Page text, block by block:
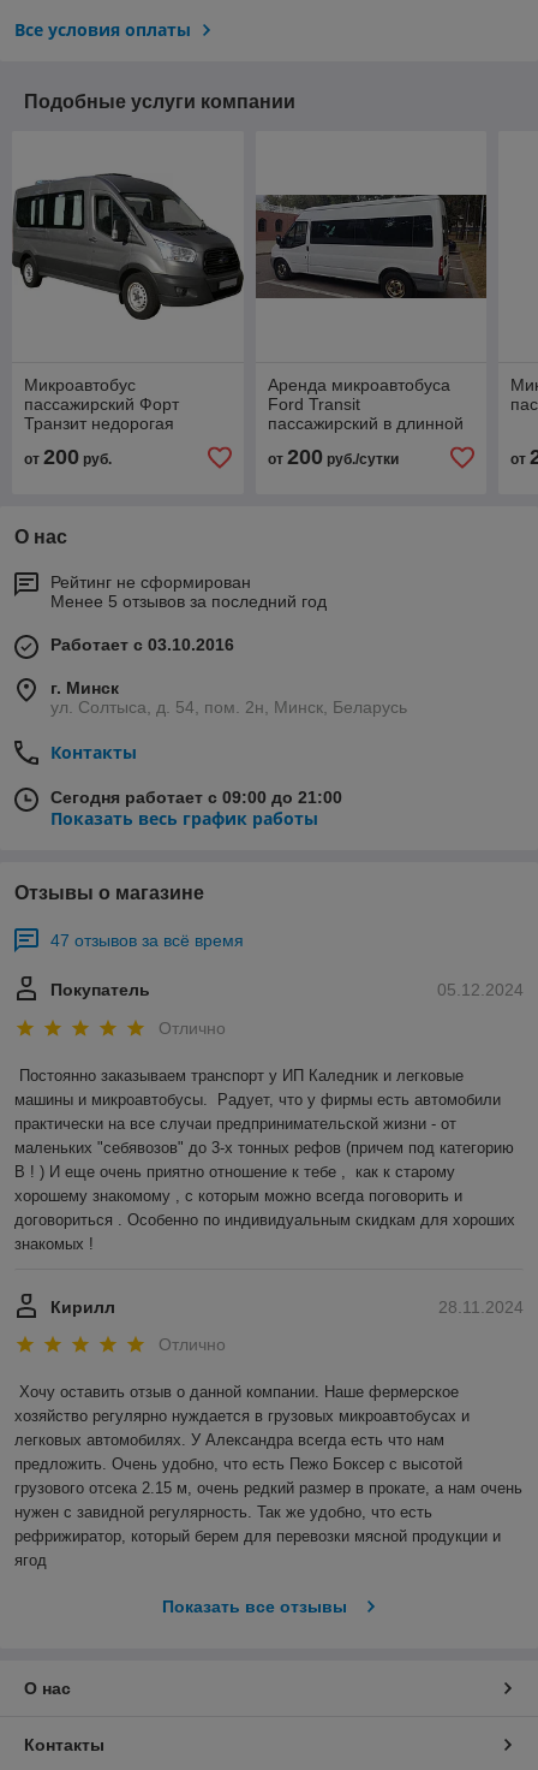
Все условия оплаты
Подобные услуги компании
Микроавтобус
пассажирский Форт
Транзит недорогая
от 200 руб.
Аренда микроавтобуса
Ford Transit
пассажирский в длинной
багажным отделением
от 200руб./сутки от
О нас
Рейтинг не сформирован
Менее 5 отзывов за последний год
Работает с 03.10.2016
г. Минск
ул. Солтыса, д. 54, пом. 2н, Минск, Беларусь
Контакты
Сегодня работает с 09:00 до 21:00
Показать весь график работы
Отзывы о магазине
47 отзывов за всё время
05.12.2024
Покупатель
Отлично
Постоянно заказываем транспорт у ИП Каледник и легковые
машины и микроавтобусы.  Радует, что у фирмы есть автомобили
практически на все случаи предпринимательской жизни - от
маленьких "себявозов" до 3-х тонных рефов (причем под категорию
В ! ) И еще очень приятно отношение к тебе ,  как к старому
хорошему знакомому , с которым можно всегда поговорить и
договориться . Особенно по индивидуальным скидкам для хороших
знакомых !
28.11.2024
Кирилл
Отлично
Хочу оставить отзыв о данной компании. Наше фермерское
хозяйство регулярно нуждается в грузовых микроавтобусах и
легковых автомобилях. У Александра всегда есть что нам
предложить. Очень удобно, что есть Пежо Боксер с высотой
грузового отсека 2.15 м, очень редкий размер в прокате, а нам очень
нужен с завидной регулярность. Так же удобно, что есть
рефрижиратор, который берем для перевозки мясной продукции и
ягод
Показать все отзывы
О нас
Контакты